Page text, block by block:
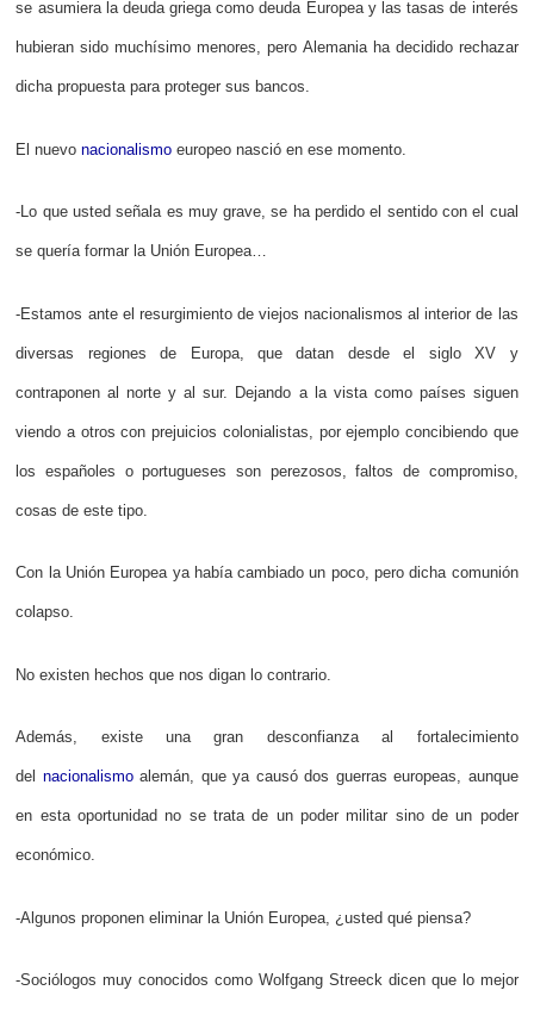
se asumiera la deuda griega como deuda Europea y las tasas de interés
hubieran sido muchísimo menores, pero Alemania ha decidido rechazar
dicha propuesta para proteger sus bancos.
El nuevonacionalismo europeo nasció en ese momento.
-Lo que usted señala es muy grave, se ha perdido el sentido con el cual
se quería formar la Unión Europea…
-Estamos ante el resurgimiento de viejos nacionalismos al interior de las
diversas regiones de Europa, que datan desde el siglo XV y
contraponen al norte y al sur. Dejando a la vista como países siguen
viendo a otros con prejuicios colonialistas, por ejemplo concibiendo que
los españoles o portugueses son perezosos, faltos de compromiso,
cosas de este tipo.
Con la Unión Europea ya había cambiado un poco, pero dicha comunión
colapso.
No existen hechos que nos digan lo contrario.
Además, existe una gran desconfianza al fortalecimiento
del nacionalismoalemán, que ya causó dos guerras europeas, aunque
en esta oportunidad no se trata de un poder militar sino de un poder
económico.
-Algunos proponen eliminar la Unión Europea, ¿usted qué piensa?
-Sociólogos muy conocidos como Wolfgang Streeck dicen que lo mejor